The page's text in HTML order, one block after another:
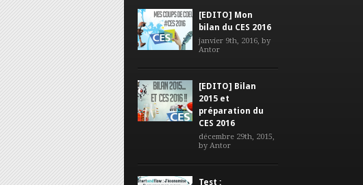
[EDITO] Mon
bilan du CES 2016
janvier 9th, 2016, by
Antor
[EDITO] Bilan
2015 et
préparation du
CES 2016
décembre 29th, 2015,
by Antor
Test :